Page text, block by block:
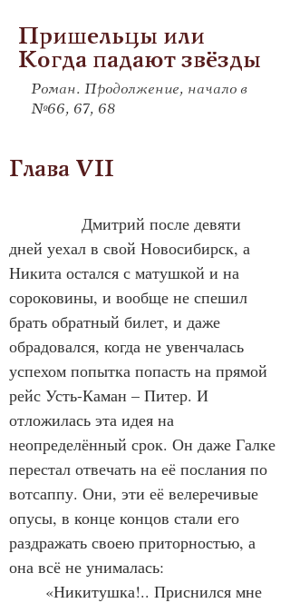
Пришельцы или
Когда падают звёзды
Роман. Продолжение, начало в
№66, 67, 68
Глава VII
дней уехал в свой Новосибирск, а
Никита остался с матушкой и на
сороковины, и вообще не спешил
брать обратный билет, и даже
обрадовался, когда не увенчалась
успехом попытка попасть на прямой
рейс Усть-Каман – Питер. И
отложилась эта идея на
неопределённый срок. Он даже Галке
перестал отвечать на её послания по
вотсаппу. Они, эти её велеречивые
опусы, в конце концов стали его
раздражать своею приторностью, а
она всё не унималась: